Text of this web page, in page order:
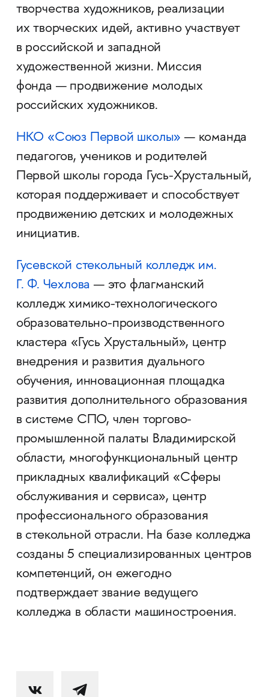
творчества художников, реализации
их творческих идей, активно участвует
в российской и западной
художественной жизни. Миссия
фонда — продвижение молодых
российских художников.
НКО «Союз Первой школы» — команда
педагогов, учеников и родителей
Первой школы города Гусь-Хрустальный,
которая поддерживает и способствует
продвижению детских и молодежных
инициатив.
Гусевской стекольный колледж им.
Г. Ф. Чехлова— это флагманский
колледж химико-технологического
образовательно-производственного
кластера «Гусь Хрустальный», центр
внедрения и развития дуального
обучения, инновационная площадка
развития дополнительного образования
в системе СПО, член торгово-
промышленной палаты Владимирской
области, многофункциональный центр
прикладных квалификаций «Сферы
обслуживания и сервиса», центр
профессионального образования
в стекольной отрасли. На базе колледжа
созданы 5 специализированных центров
компетенций, он ежегодно
подтверждает звание ведущего
колледжа в области машиностроения.